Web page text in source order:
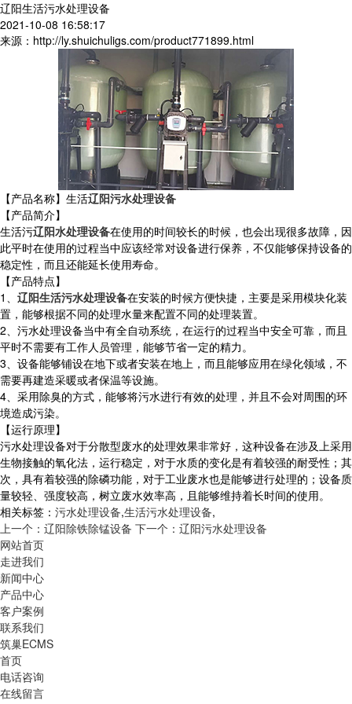
辽阳生活污水处理设备
2021-10-08 16:58:17
来源：http://ly.shuichuligs.com/product771899.html
【产品名称】生活辽阳污水处理设备
【产品简介】
生活污辽阳水处理设备在使用的时间较长的时候，也会出现很多故障，因
此平时在使用的过程当中应该经常对设备进行保养，不仅能够保持设备的
稳定性，而且还能延长使用寿命。
【产品特点】
1、 辽阳生活污水处理设备在安装的时候方便快捷，主要是采用模块化装
置，能够根据不同的处理水量来配置不同的处理装置。
2、污水处理设备当中有全自动系统，在运行的过程当中安全可靠，而且
平时不需要有工作人员管理，能够节省一定的精力。
3、设备能够铺设在地下或者安装在地上，而且能够应用在绿化领域，不
需要再建造采暖或者保温等设施。
4、采用除臭的方式，能够将污水进行有效的处理，并且不会对周围的环
境造成污染。
【运行原理】
污水处理设备对于分散型废水的处理效果非常好，这种设备在涉及上采用
生物接触的氧化法，运行稳定，对于水质的变化是有着较强的耐受性；其
次，具有着较强的除磷功能，对于工业废水也是能够进行处理的；设备质
量较轻、强度较高，树立废水效率高，且能够维持着长时间的使用。
相关标签： 污水处理设备,生活污水处理设备,
上一个：辽阳除铁除锰设备 下一个：辽阳污水处理设备
网站首页
走进我们
新闻中心
产品中心
客户案例
联系我们
筑巢ECMS
首页
电话咨询
在线留言